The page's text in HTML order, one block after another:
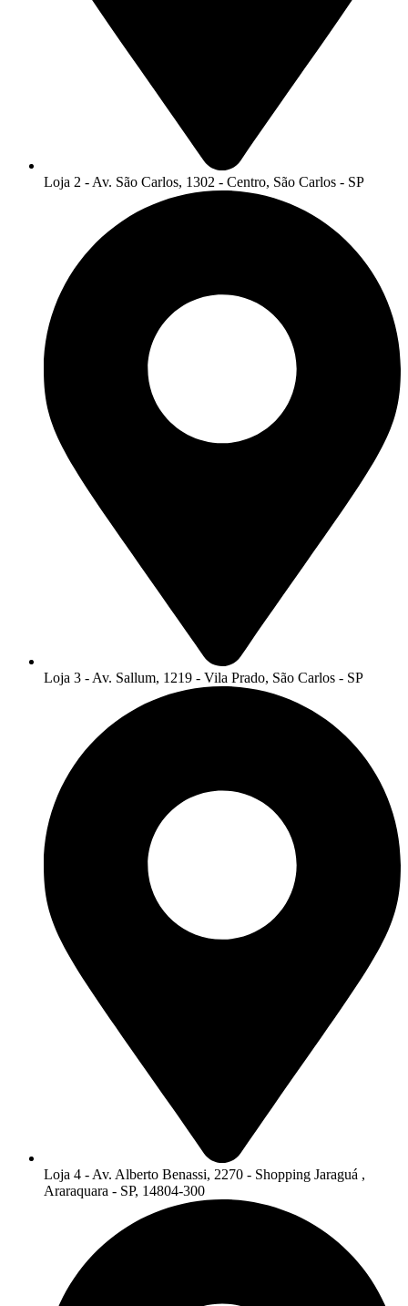
Loja 2 - Av. São Carlos, 1302 - Centro, São Carlos - SP
Loja 3 - Av. Sallum, 1219 - Vila Prado, São Carlos - SP
Loja 4 - Av. Alberto Benassi, 2270 - Shopping Jaraguá ,
Araraquara - SP, 14804-300